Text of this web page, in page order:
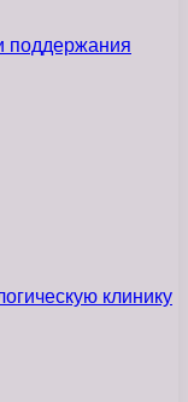
поддержания
клинику